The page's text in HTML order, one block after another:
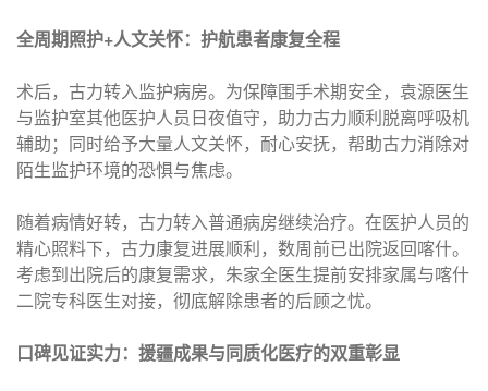
全周期照护+人文关怀：护航患者康复全程
术后，古力转入监护病房。为保障围手术期安全，袁源医生
与监护室其他医护人员日夜值守，助力古力顺利脱离呼吸机
辅助；同时给予大量人文关怀，耐心安抚，帮助古力消除对
陌生监护环境的恐惧与焦虑。
随着病情好转，古力转入普通病房继续治疗。在医护人员的
精心照料下，古力康复进展顺利，数周前已出院返回喀什。
考虑到出院后的康复需求，朱家全医生提前安排家属与喀什
二院专科医生对接，彻底解除患者的后顾之忧。
口碑见证实力：援疆成果与同质化医疗的双重彰显